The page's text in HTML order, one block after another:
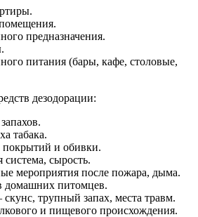
предназначения.
питания (бары, кафе, столовые,
дезодорации:
табака.
покрытий и обивки.
сырость.
мероприятия после пожара, дыма.
домашних питомцев.
скунс, трупный запах, места травм.
и пищевого происхождения.